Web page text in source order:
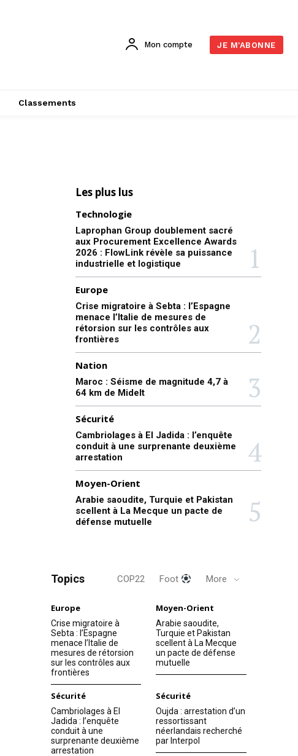
Mon compte JE M'ABONNE
Classements
Les plus lus
Technologie
Laprophan Group doublement sacré
aux Procurement Excellence Awards
2026 : FlowLink révèle sa puissance
industrielle et logistique
Europe
Crise migratoire à Sebta : l’Espagne
menace l’Italie de mesures de
rétorsion sur les contrôles aux
frontières
Nation
Maroc : Séisme de magnitude 4,7 à
64 km de Midelt
Sécurité
Cambriolages à El Jadida : l’enquête
conduit à une surprenante deuxième
arrestation
Moyen-Orient
Arabie saoudite, Turquie et Pakistan
scellent à La Mecque un pacte de
défense mutuelle
Topics COP22 Foot More
Europe
Crise migratoire à
Sebta : l’Espagne
menace l’Italie de
mesures de rétorsion
sur les contrôles aux
frontières
Moyen-Orient
Arabie saoudite,
Turquie et Pakistan
scellent à La Mecque
un pacte de défense
mutuelle
Sécurité
Cambriolages à El
Jadida : l’enquête
conduit à une
surprenante deuxième
arrestation
Sécurité
Oujda : arrestation d’un
ressortissant
néerlandais recherché
par Interpol